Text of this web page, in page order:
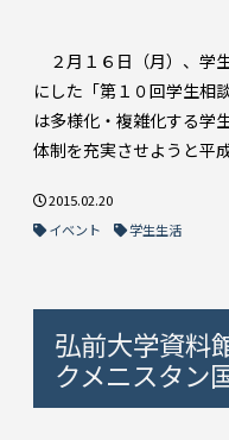
２月１６日（月）、学
にした「第１０回学生相
は多様化・複雑化する学
体制を充実させようと平
2015.02.20
イベント
学生生活
弘前大学資料
クメニスタン